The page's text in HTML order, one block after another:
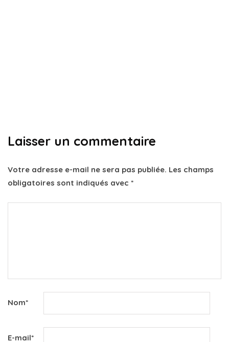
Laisser un commentaire
Votre adresse e-mail ne sera pas publiée. Les champs
obligatoires sont indiqués avec *
Nom*
E-mail*